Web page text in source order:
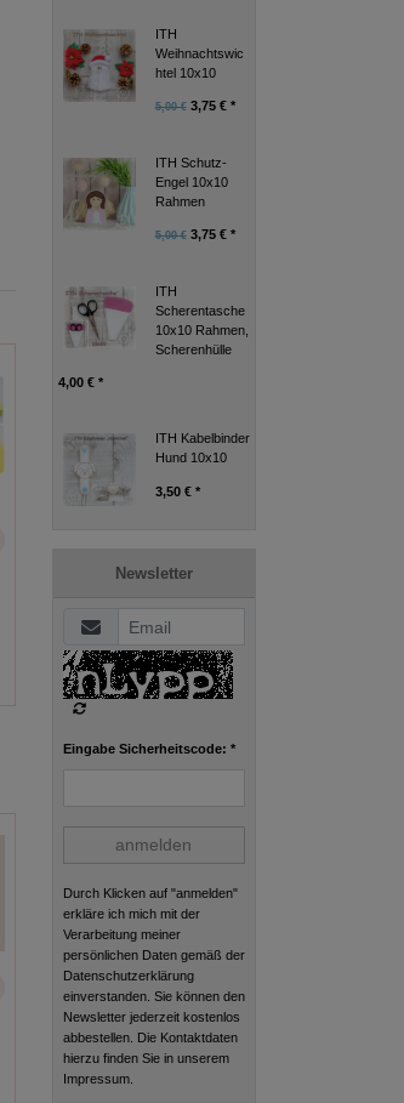
Stickdatei
7,99 €5,99 € * 6,90 €
ITH Anhänger
Magischer
Frosch
ITH
Glücksanhänger
ITH
Weihnachtswic
htel 10x10
5,00 €3,75 € *
ITH Schutz-
Engel 10x10
Rahmen
5,00 €3,75 € *
ITH
Scherentasche
10x10 Rahmen,
Scherenhülle
4,00 € *
ITH Kabelbinder
Hund 10x10
3,50 € *
Newsletter
Eingabe Sicherheitscode: *
anmelden
Durch Klicken auf "anmelden"
erkläre ich mich mit der
Verarbeitung meiner
persönlichen Daten gemäß der
Datenschutzerklärung
einverstanden. Sie können den
Newsletter jederzeit kostenlos
abbestellen. Die Kontaktdaten
hierzu finden Sie in unserem
Impressum.